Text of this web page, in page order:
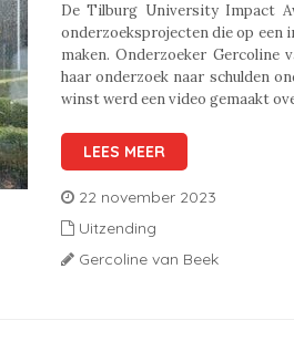
De Tilburg University Impact
onderzoeksprojecten die op een
maken. Onderzoeker
haar onderzoek naar schulden
winst werd een video gemaakt
LEES MEER
22 november 2023
Uitzending
Gercoline van Beek